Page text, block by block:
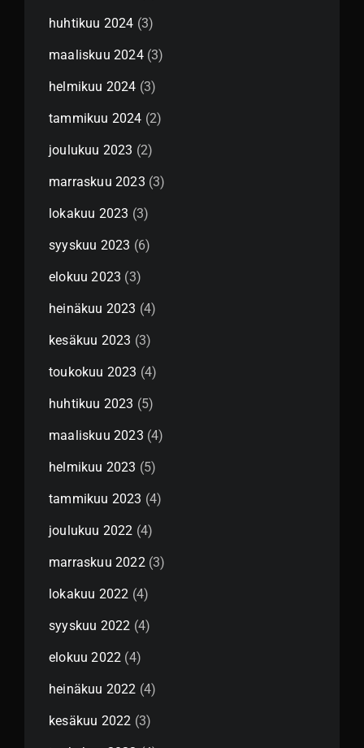
huhtikuu 2024 (3)
maaliskuu 2024(3)
helmikuu 2024 (3)
tammikuu 2024 (2)
joulukuu 2023 (2)
marraskuu 2023 (3)
lokakuu 2023 (3)
syyskuu 2023 (6)
elokuu 2023 (3)
heinäkuu 2023 (4)
kesäkuu 2023 (3)
toukokuu 2023 (4)
huhtikuu 2023 (5)
maaliskuu 2023 (4)
helmikuu 2023 (5)
tammikuu 2023 (4)
joulukuu 2022 (4)
marraskuu 2022(3)
lokakuu 2022 (4)
syyskuu 2022 (4)
elokuu 2022 (4)
heinäkuu 2022 (4)
kesäkuu 2022 (3)